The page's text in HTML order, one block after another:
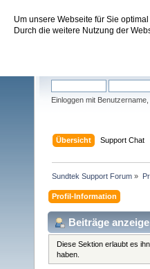
Um unsere Webseite für Sie
Durch die weitere Nutzung der
Sundtek
Einloggen mit
Übersicht Support Chat
Sundtek Support Forum »
Profil-Information
Beiträge
Diese Sektion erlaubt es
haben.